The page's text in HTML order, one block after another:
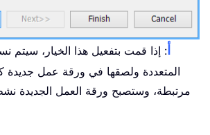
: إذا قمت بتفعيل هذا الخيار، سيتم
المتعددة ولصقها في ورقة عمل جديدة
مرتبطة، وستصبح ورقة العمل الجديدة